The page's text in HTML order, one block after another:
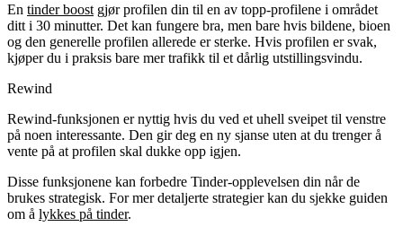
En tinder boost gjør profilen din til en av topp-profilene i området
ditt i 30 minutter. Det kan fungere bra, men bare hvis bildene, bioen
og den generelle profilen allerede er sterke. Hvis profilen er svak,
kjøper du i praksis bare mer trafikk til et dårlig utstillingsvindu.
Rewind
Rewind-funksjonen er nyttig hvis du ved et uhell sveipet til venstre
på noen interessante. Den gir deg en ny sjanse uten at du trenger å
vente på at profilen skal dukke opp igjen.
Disse funksjonene kan forbedre Tinder-opplevelsen din når de
brukes strategisk. For mer detaljerte strategier kan du sjekke guiden
om å lykkes på tinder.